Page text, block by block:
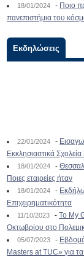
18/01/2024 - Ποιο
πανεπιστήμια του
Εκδηλώσεις
22/01/2024 -
Εκκλησιαστικά
18/01/2024 -
Ποιες εταιρείες ήταν
18/01/2024 -
Επιχειρηματικότητα
11/10/2023 -To My
Οκτωβρίου στο
05/07/2023 -
Masters at TUC» για